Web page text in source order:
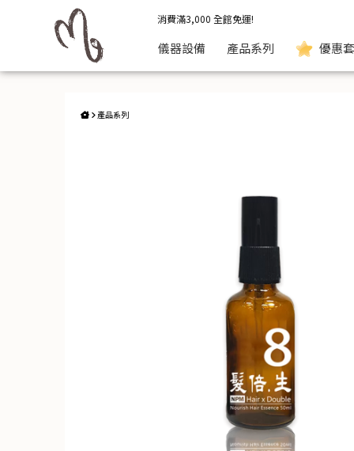
NPM 髮倍.生養精華液 | 秘媺
消費滿3,000 全館免運!
儀器設備 產品系列 優惠
產品系列